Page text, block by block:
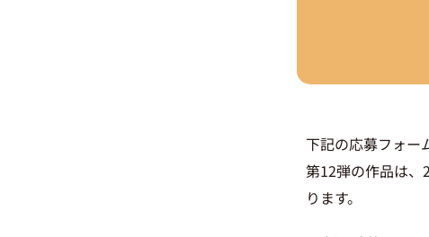
下記の応募フォー
第12弾の作品は、
ります。